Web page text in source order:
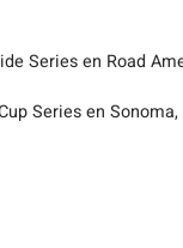
Series en Road
Series en